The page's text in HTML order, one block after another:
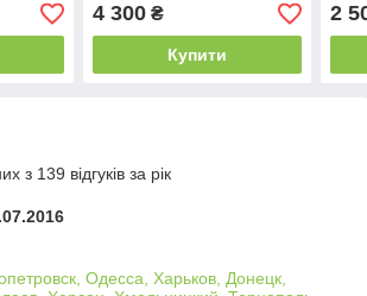
4 300₴
Купити
2
з 139 відгуків за рік
Одесса, Харьков, Донецк,